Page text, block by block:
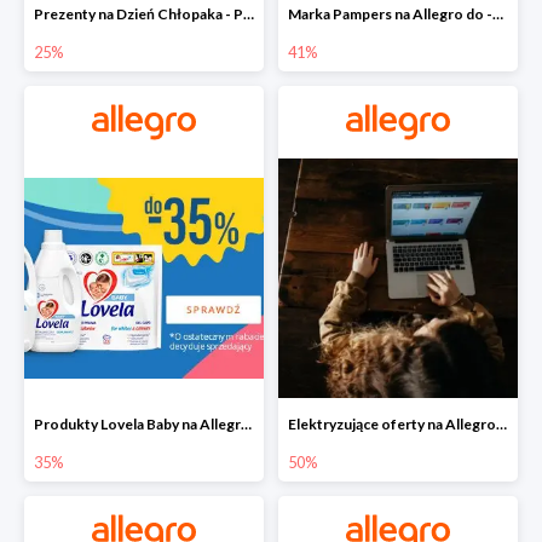
Prezenty na Dzień Chłopaka - Produkty SOXO do -25%
25%
Marka Pampers na Allegro do -41%
41%
Produkty Lovela Baby na Allegro do -35%
35%
Elektryzujące oferty na Allegro do -50%
50%